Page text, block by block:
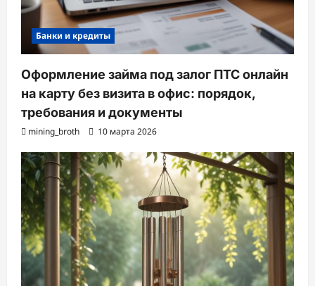
Банки и кредиты
Оформление займа под залог ПТС онлайн
на карту без визита в офис: порядок,
требования и документы
mining_broth 10 марта 2026